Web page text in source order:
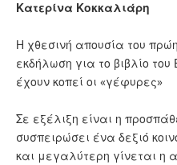
Κατερίνα Κοκκαλιάρη
Η χθεσινή απουσία του
εκδήλωση για το βιβλίο
έχουν κοπεί οι «γέφυρες»
Σε εξέλιξη είναι η
συσπειρώσει ένα δεξιό
και μεγαλύτερη γίνεται η